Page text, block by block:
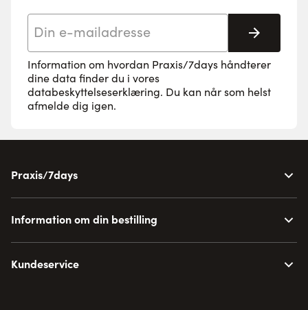
Tilmeld
Information om hvordan Praxis/7days håndterer
dine data finder du i vores
databeskyttelseserklæring. Du kan når som helst
afmelde dig igen.
Praxis/7days
Information om din bestilling
Kundeservice